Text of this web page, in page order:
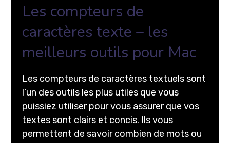
Les compteurs de
caractères texte – les
meilleurs outils pour Mac
Les compteurs de caractères textuels sont
l’un des outils les plus utiles que vous
puissiez utiliser pour vous assurer que vos
textes sont clairs et concis. Ils vous
permettent de savoir combien de mots ou